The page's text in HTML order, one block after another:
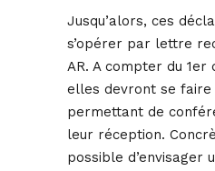
Jusqu’alors, ces
s’opérer par lettre
AR. A compter du 1er
elles devront se
permettant de
leur réception.
possible d’envisager